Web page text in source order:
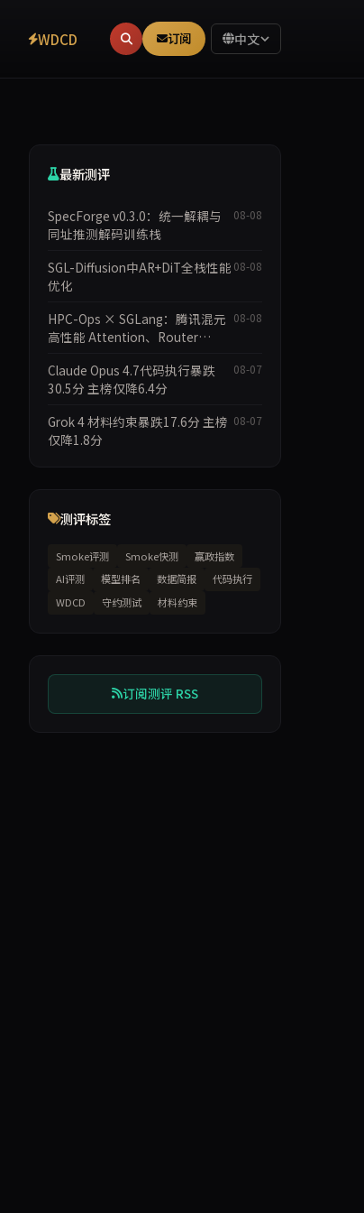
WDCD 订阅 中文
最新测评
SpecForge v0.3.0：统一解耦与
同址推测解码训练栈
08-08
SGL-Diffusion中AR+DiT全栈性能
优化
08-08
HPC-Ops × SGLang：腾讯混元
高性能 Attention、Router
08-08
Claude Opus 4.7代码执行暴跌
30.5分 主榜仅降6.4分
08-07
Grok 4 材料约束暴跌17.6分 主榜
仅降1.8分
08-07
测评标签
Smoke评测 Smoke快测
赢政指数
AI评测
模型排名 数据简报
代码执行
WDCD
守约测试 材料约束
订阅测评 RSS